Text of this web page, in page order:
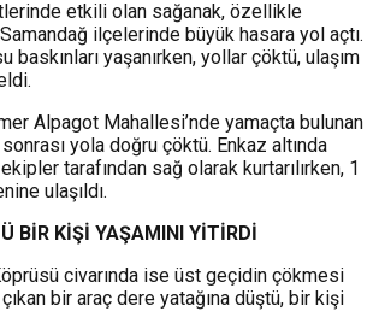
etkili olan sağanak, özellikle
ilçelerinde büyük hasara yol açtı.
baskınları yaşanırken, yollar çöktü, ulaşım
Alpagot Mahallesi’nde yamaçta bulunan
yola doğru çöktü. Enkaz altında
tarafından sağ olarak kurtarılırken, 1
ulaşıldı.
BİR KİŞİ YAŞAMINI YİTİRDİ
civarında ise üst geçidin çökmesi
bir araç dere yatağına düştü, bir kişi